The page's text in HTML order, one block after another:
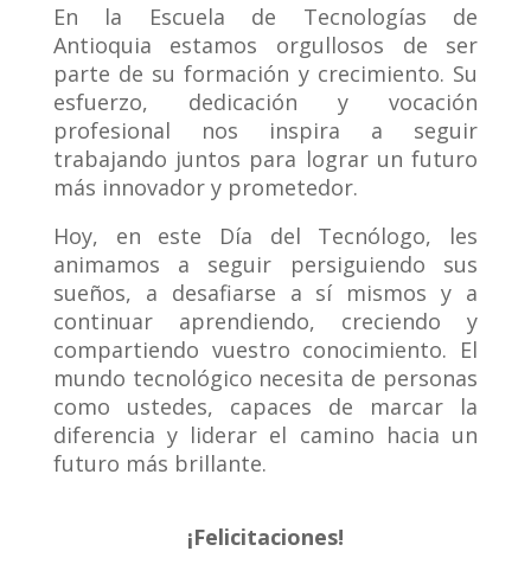
En la Escuela de Tecnologías de
Antioquia estamos orgullosos de ser
parte de su formación y crecimiento. Su
esfuerzo, dedicación y vocación
profesional nos inspira a seguir
trabajando juntos para lograr un futuro
más innovador y prometedor.
Hoy, en este Día del Tecnólogo, les
animamos a seguir persiguiendo sus
sueños, a desafiarse a sí mismos y a
continuar aprendiendo, creciendo y
compartiendo vuestro conocimiento. El
mundo tecnológico necesita de personas
como ustedes, capaces de marcar la
diferencia y liderar el camino hacia un
futuro más brillante.
¡Felicitaciones!